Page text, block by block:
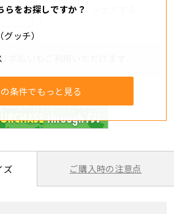
らをお探しですか？
ッチ）
条件でもっと見る
ボ払いもご利用いただけます
ズ ご購入時の注意点